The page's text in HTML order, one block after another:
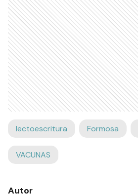
lectoescritura Formosa
VACUNAS
Autor